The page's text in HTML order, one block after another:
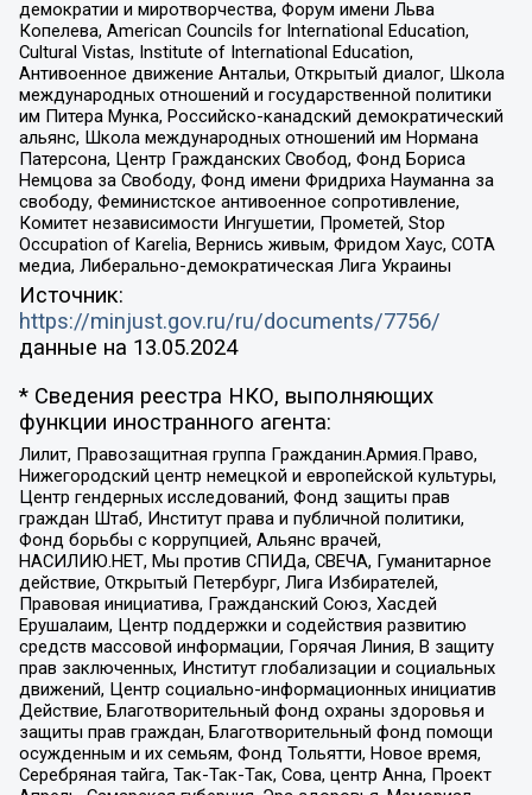
демократии и миротворчества, Форум имени Льва
Копелева, American Councils for International Education,
Cultural Vistas, Institute of International Education,
Антивоенное движение Антальи, Открытый диалог, Школа
международных отношений и государственной политики
им Питера Мунка, Российско-канадский демократический
альянс, Школа международных отношений им Нормана
Патерсона, Центр Гражданских Свобод, Фонд Бориса
Немцова за Свободу, Фонд имени Фридриха Науманна за
свободу, Феминистское антивоенное сопротивление,
Комитет независимости Ингушетии, Прометей, Stop
Occupation of Karelia, Вернись живым, Фридом Хаус, СОТА
медиа, Либерально-демократическая Лига Украины
Источник:
https://minjust.gov.ru/ru/documents/7756/
данные на 13.05.2024
* Сведения реестра НКО, выполняющих
функции иностранного агента:
Лилит, Правозащитная группа Гражданин.Армия.Право,
Нижегородский центр немецкой и европейской культуры,
Центр гендерных исследований, Фонд защиты прав
граждан Штаб, Институт права и публичной политики,
Фонд борьбы с коррупцией, Альянс врачей,
НАСИЛИЮ.НЕТ, Мы против СПИДа, СВЕЧА, Гуманитарное
действие, Открытый Петербург, Лига Избирателей,
Правовая инициатива, Гражданский Союз, Хасдей
Ерушалаим, Центр поддержки и содействия развитию
средств массовой информации, Горячая Линия, В защиту
прав заключенных, Институт глобализации и социальных
движений, Центр социально-информационных инициатив
Действие, Благотворительный фонд охраны здоровья и
защиты прав граждан, Благотворительный фонд помощи
осужденным и их семьям, Фонд Тольятти, Новое время,
Серебряная тайга, Так-Так-Так, Сова, центр Анна, Проект